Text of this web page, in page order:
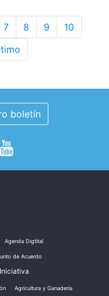
7 8 9
10
boletín
Agenda Digtital
de Acuerdo
Iniciativa
Agricultura y Ganadería